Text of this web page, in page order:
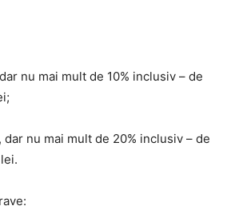
nu mai mult de 10% inclusiv – de
dar nu mai mult de 20% inclusiv – de